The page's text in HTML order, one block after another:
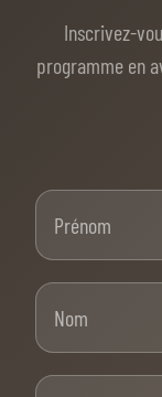
Inscrivez-
programme en